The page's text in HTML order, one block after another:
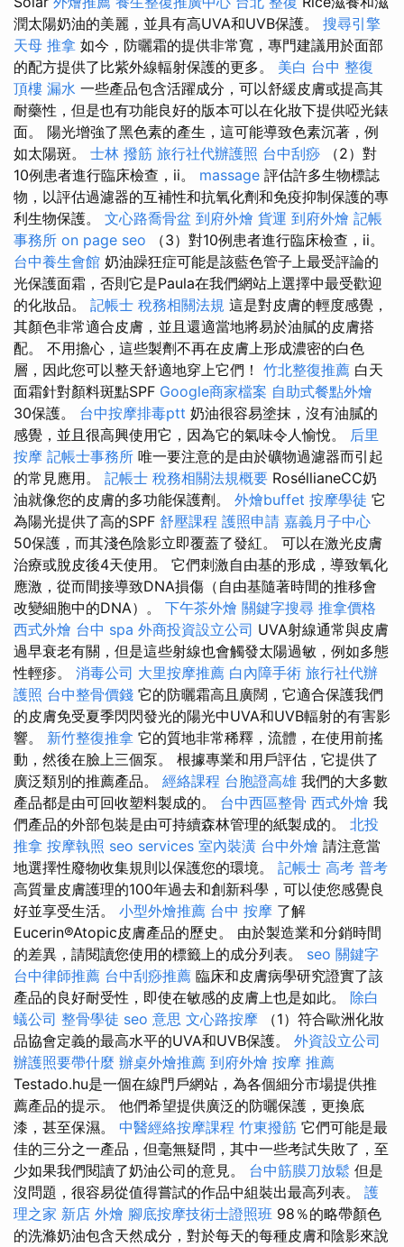
潤太陽奶油的美麗，並具有高UVA和UVB保護。 搜尋引擎
天母 推拿 如今，防曬霜的提供非常寬，專門建議用於面部
的配方提供了比紫外線輻射保護的更多。 美白 台中 整復
頂樓 漏水 一些產品包含活躍成分，可以舒緩皮膚或提高其
耐藥性，但是也有功能良好的版本可以在化妝下提供啞光錶
面。 陽光增強了黑色素的產生，這可能導致色素沉著，例
如太陽斑。 士林 撥筋 旅行社代辦護照 台中刮痧 （2）對
10例患者進行臨床檢查，ii。 massage 評估許多生物標誌
物，以評估過濾器的互補性和抗氧化劑和免疫抑制保護的專
利生物保護。 文心路喬骨盆 到府外燴 貨運 到府外燴 記帳
事務所 on page seo （3）對10例患者進行臨床檢查，ii。
台中養生會館 奶油躁狂症可能是該藍色管子上最受評論的
光保護面霜，否則它是Paula在我們網站上選擇中最受歡迎
的化妝品。 記帳士 稅務相關法規 這是對皮膚的輕度感覺，
其顏色非常適合皮膚，並且還適當地將易於油膩的皮膚搭
配。 不用擔心，這些製劑不再在皮膚上形成濃密的白色
層，因此您可以整天舒適地穿上它們！ 竹北整復推薦 白天
面霜針對顏料斑點SPF Google商家檔案 自助式餐點外燴
30保護。 台中按摩排毒ptt 奶油很容易塗抹，沒有油膩的
感覺，並且很高興使用它，因為它的氣味令人愉悅。 后里
按摩 記帳士事務所 唯一要注意的是由於礦物過濾器而引起
的常見應用。 記帳士 稅務相關法規概要 RoséllianeCC奶
油就像您的皮膚的多功能保護劑。 外燴buffet 按摩學徒 它
為陽光提供了高的SPF 舒壓課程 護照申請 嘉義月子中心
50保護，而其淺色陰影立即覆蓋了發紅。 可以在激光皮膚
治療或脫皮後4天使用。 它們刺激自由基的形成，導致氧化
應激，從而間接導致DNA損傷（自由基隨著時間的推移會
改變細胞中的DNA）。 下午茶外燴 關鍵字搜尋 推拿價格
西式外燴 台中 spa 外商投資設立公司 UVA射線通常與皮膚
過早衰老有關，但是這些射線也會觸發太陽過敏，例如多態
性輕疹。 消毒公司 大里按摩推薦 白內障手術 旅行社代辦
護照 台中整骨價錢 它的防曬霜高且廣闊，它適合保護我們
的皮膚免受夏季閃閃發光的陽光中UVA和UVB輻射的有害影
響。 新竹整復推拿 它的質地非常稀釋，流體，在使用前搖
動，然後在臉上三個泵。 根據專業和用戶評估，它提供了
廣泛類別的推薦產品。 經絡課程 台胞證高雄 我們的大多數
產品都是由可回收塑料製成的。 台中西區整骨 西式外燴 我
們產品的外部包裝是由可持續森林管理的紙製成的。 北投
推拿 按摩執照 seo services 室內裝潢 台中外燴 請注意當
地選擇性廢物收集規則以保護您的環境。 記帳士 高考 普考
高質量皮膚護理的100年過去和創新科學，可以使您感覺良
好並享受生活。 小型外燴推薦 台中 按摩 了解
Eucerin®Atopic皮膚產品的歷史。 由於製造業和分銷時間
的差異，請閱讀您使用的標籤上的成分列表。 seo 關鍵字
台中律師推薦 台中刮痧推薦 臨床和皮膚病學研究證實了該
產品的良好耐受性，即使在敏感的皮膚上也是如此。 除白
蟻公司 整骨學徒 seo 意思 文心路按摩 （1）符合歐洲化妝
品協會定義的最高水平的UVA和UVB保護。 外資設立公司
辦護照要帶什麼 辦桌外燴推薦 到府外燴 按摩 推薦
Testado.hu是一個在線門戶網站，為各個細分市場提供推
薦產品的提示。 他們希望提供廣泛的防曬保護，更換底
漆，甚至保濕。 中醫經絡按摩課程 竹東撥筋 它們可能是最
佳的三分之一產品，但毫無疑問，其中一些考試失敗了，至
少如果我們閱讀了奶油公司的意見。 台中筋膜刀放鬆 但是
沒問題，很容易從值得嘗試的作品中組裝出最高列表。 護
理之家 新店 外燴 腳底按摩技術士證照班 98％的略帶顏色
的洗滌奶油包含天然成分，對於每天的每種皮膚和陰影來說